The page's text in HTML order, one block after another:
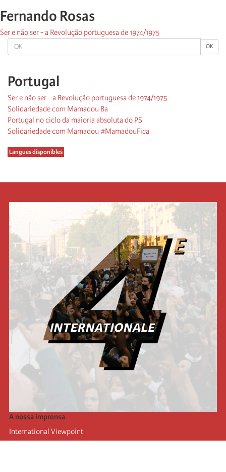
OK OK
Portugal
Ser e não ser - a Revolução portuguesa de 1974/1975
Solidariedade com Mamadou Ba
Portugal no ciclo da maioria absoluta do PS
Solidariedade com Mamadou #MamadouFica
Langues disponibles
Fernando Rosas
Ser e não ser - a Revolução portuguesa de 1974/1975
A nossa imprensa
International Viewpoint